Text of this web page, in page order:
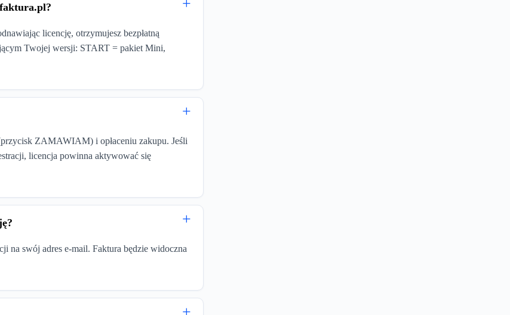
licencję, otrzymujesz bezpłatną
Twojej wersji: START = pakiet Mini,
ZAMAWIAM) i opłaceniu zakupu. Jeśli
licencja powinna aktywować się
na swój adres e-mail. Faktura będzie widoczna